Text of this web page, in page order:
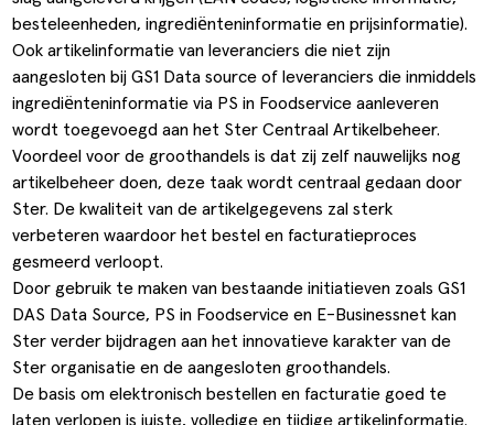
besteleenheden, ingrediënteninformatie en prijsinformatie).
Ook artikelinformatie van leveranciers die niet zijn
aangesloten bij GS1 Data source of leveranciers die inmiddels
ingrediënteninformatie via PS in Foodservice aanleveren
wordt toegevoegd aan het Ster Centraal Artikelbeheer.
Voordeel voor de groothandels is dat zij zelf nauwelijks nog
artikelbeheer doen, deze taak wordt centraal gedaan door
Ster. De kwaliteit van de artikelgegevens zal sterk
verbeteren waardoor het bestel en facturatieproces
gesmeerd verloopt.
Door gebruik te maken van bestaande initiatieven zoals GS1
DAS Data Source, PS in Foodservice en E-Businessnet kan
Ster verder bijdragen aan het innovatieve karakter van de
Ster organisatie en de aangesloten groothandels.
De basis om elektronisch bestellen en facturatie goed te
laten verlopen is juiste, volledige en tijdige artikelinformatie.